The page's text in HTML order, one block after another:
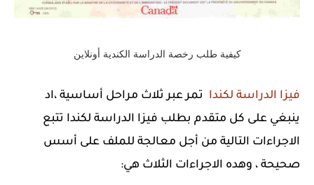
كيفية طلب رخصة الدراسة الكندية أونلاين
فيزا الدراسة لكندا تمر عبر ثلاث مراحل أساسية ،اد
ينبغي على كل متقدم بطلب فيزا الدراسة لكندا تتبع
الاجراءات التالية من أجل معالجة للملف على أسس
صحيحة ، وهده الاجراءات الثلاث هي: